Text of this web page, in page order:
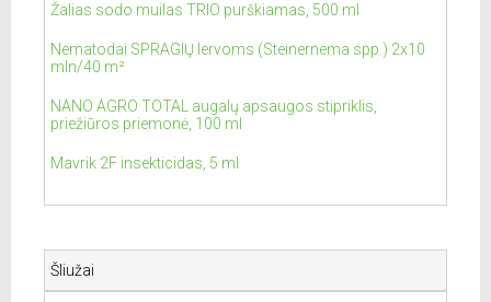
Žalias sodo muilas TRIO purškiamas, 500 ml
Nematodai SPRAGIŲ lervoms (Steinernema spp.) 2x10
mln/40 m²
NANO AGRO TOTAL augalų apsaugos stipriklis,
priežiūros priemonė, 100 ml
Mavrik 2F insekticidas, 5 ml
Šliužai